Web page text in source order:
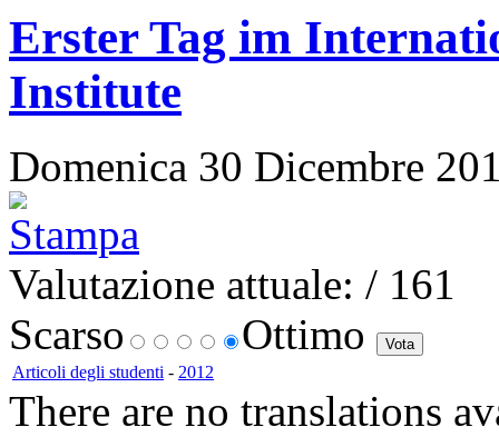
Erster Tag im
Institute
Domenica 30 Dicembre
Valutazione attuale: / 161
Scarso
Ottimo
Articoli degli studenti - 2012
There are no translations